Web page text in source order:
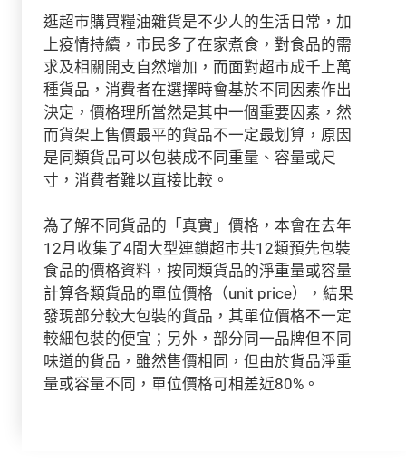
逛超市購買糧油雜貨是不少人的生活日常，加
上疫情持續，市民多了在家煮食，對食品的需
求及相關開支自然增加，而面對超市成千上萬
種貨品，消費者在選擇時會基於不同因素作出
決定，價格理所當然是其中一個重要因素，然
而貨架上售價最平的貨品不一定最划算，原因
是同類貨品可以包裝成不同重量、容量或尺
寸，消費者難以直接比較。
為了解不同貨品的「真實」價格，本會在去年
12月收集了4間大型連鎖超市共12類預先包裝
食品的價格資料，按同類貨品的淨重量或容量
計算各類貨品的單位價格（unit price），結果
發現部分較大包裝的貨品，其單位價格不一定
較細包裝的便宜；另外，部分同一品牌但不同
味道的貨品，雖然售價相同，但由於貨品淨重
量或容量不同，單位價格可相差近80%。